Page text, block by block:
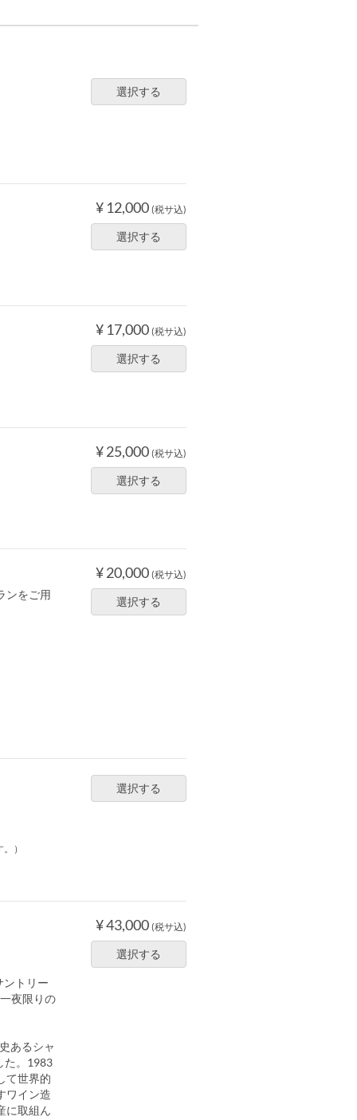
選択する
¥ 12,000 (税サ込)
選択する
¥ 17,000 (税サ込)
選択する
¥ 25,000 (税サ込)
選択する
¥ 20,000 (税サ込)
選択する
ンをご用
選択する
）
¥ 43,000 (税サ込)
選択する
ントリー
夜限りの
あるシャ
た。1983
て世界的
ワイン造
に取組ん